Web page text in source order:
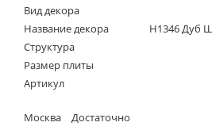
Вид декора
Название декора
H1346 Дуб
Структура
Размер плиты
Артикул
Москва Достаточно